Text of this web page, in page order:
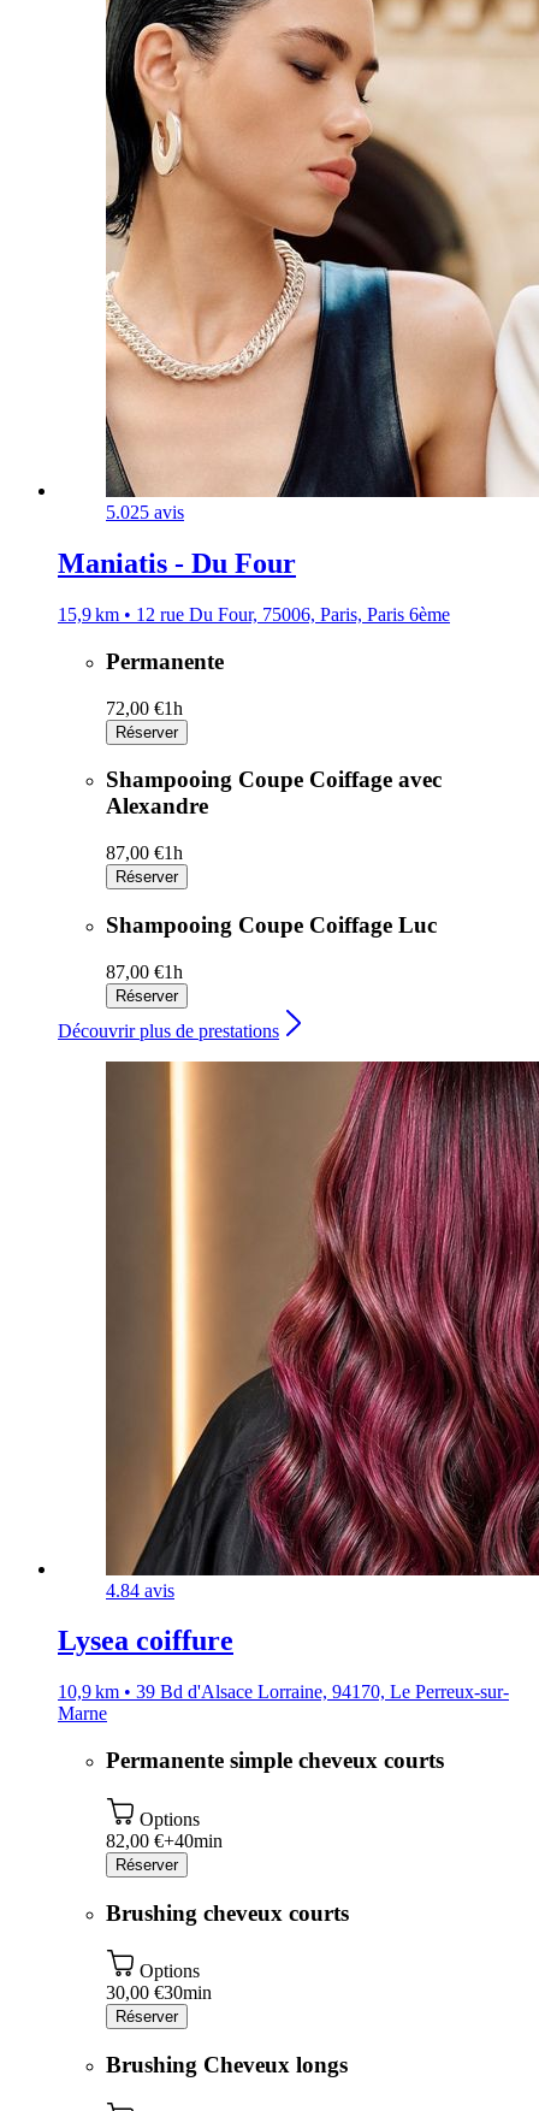
5.025 avis
Maniatis - Du Four
15,9 km • 12 rue Du Four, 75006, Paris, Paris 6ème
Permanente
72,00 €1h
Réserver
Shampooing Coupe Coiffage avec
Alexandre
87,00 €1h
Réserver
Shampooing Coupe Coiffage Luc
87,00 €1h
Réserver
Découvrir plus de prestations
4.84 avis
Lysea coiffure
10,9 km • 39 Bd d'Alsace Lorraine, 94170, Le Perreux-sur-
Marne
Permanente simple cheveux courts
Options
82,00 €+40min
Réserver
Brushing cheveux courts
Options
30,00 €30min
Réserver
Brushing Cheveux longs